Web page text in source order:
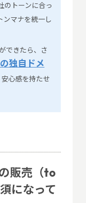
のトーンに合っ
ンマナを統一し
できたら、さ
独自ドメ
心感を持たせ
販売（to
になって